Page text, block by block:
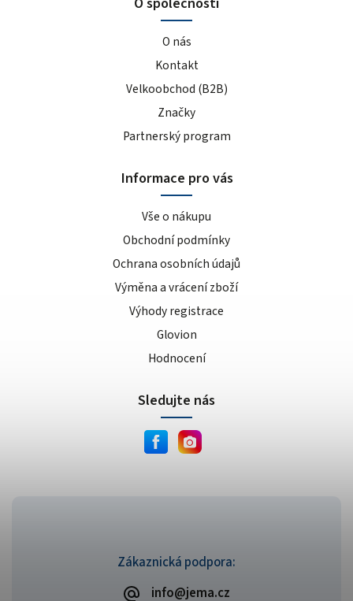
Zákaznická podpora:
info@jema.cz
O nás
Kontakt
Velkoobchod (B2B)
Značky
Partnerský program
Informace pro vás
Vše o nákupu
Obchodní podmínky
Ochrana osobních údajů
Výměna a vrácení zboží
Výhody registrace
Glovion
Hodnocení
Sledujte nás